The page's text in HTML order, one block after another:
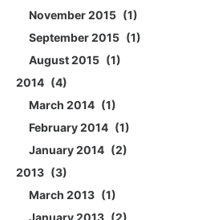
November 2015
1
September 2015
1
August 2015
1
2014
4
March 2014
1
February 2014
1
January 2014
2
2013
3
March 2013
1
January 2013
2